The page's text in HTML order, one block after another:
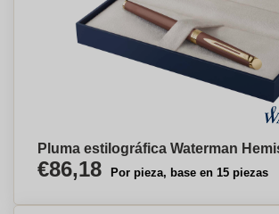
Pluma estilográfica Waterman
€86,18 Por pieza, base en 15 piezas